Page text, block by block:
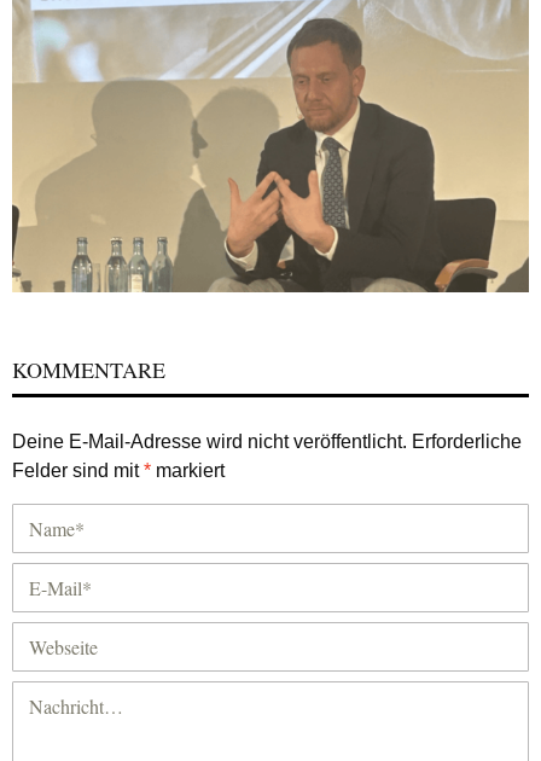
KOMMENTARE
Deine E-Mail-Adresse wird nicht veröffentlicht. Erforderliche
Felder sind mit* markiert